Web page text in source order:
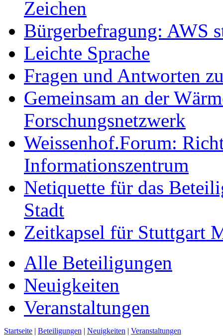
Zeichen
Bürgerbefragung: AWS
Leichte Sprache
Fragen und Antworten
Gemeinsam an der
Forschungsnetzwerk
Weissenhof.Forum:
Informationszentrum
Netiquette für das
Stadt
Zeitkapsel für Stuttgart
Alle Beteiligungen
Neuigkeiten
Veranstaltungen
Startseite | Beteiligungen | Neuigkeiten | Veranstaltungen